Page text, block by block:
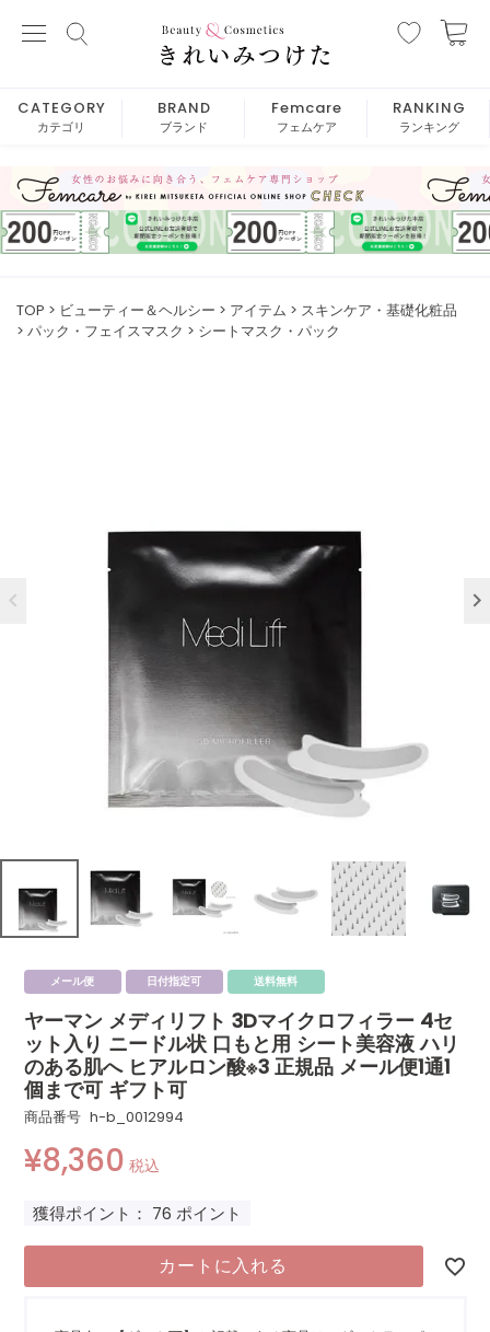
CATEGORY
カテゴリ
BRAND
ブランド
Femcare
フェムケア
RANKING
ランキング
TOP ビューティー＆ヘルシー アイテム
スキンケア・基礎化粧品
パック・フェイスマスク
シートマスク・パック
メール便 日付指定可 送料無料
ヤーマン メディリフト 3Dマイクロフィラー 4セ
ット入り ニードル状 口もと用 シート美容液 ハリ
のある肌へ ヒアルロン酸※3 正規品 メール便1通1
個まで可 ギフト可
商品番号 h-b_0012994
¥8,360 税込
獲得ポイント： 76 ポイント
カートに入れる